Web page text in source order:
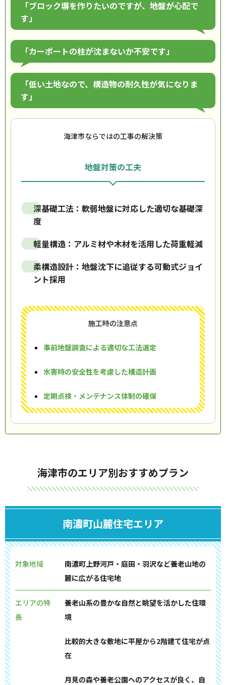
「ブロック塀を作りたいのですが、地盤が心配で
す」
「カーポートの柱が沈まないか不安です」
「低い土地なので、構造物の耐久性が気になりま
す」
海津市ならではの工事の解決策
地盤対策の工夫
深基礎工法：軟弱地盤に対応した適切な基礎深
度
軽量構造：アルミ材や木材を活用した荷重軽減
柔構造設計：地盤沈下に追従する可動式ジョイ
ント採用
施工時の注意点
事前地盤調査による適切な工法選定
水害時の安全性を考慮した構造計画
定期点検・メンテナンス体制の確保
海津市のエリア別おすすめプラン
南濃町山麓住宅エリア
対象地域
南濃町上野河戸・庭田・羽沢など養老山地の
麓に広がる住宅地
エリアの特
長
養老山系の豊かな自然と眺望を活かした住環
境
比較的大きな敷地に平屋から2階建て住宅が点
在
月見の森や養老公園へのアクセスが良く、自